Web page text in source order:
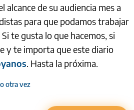
alcance de su audiencia mes a
para que podamos trabajar
te gusta lo que hacemos, si
y te importa que este diario
. Hasta la próxima.
otra vez